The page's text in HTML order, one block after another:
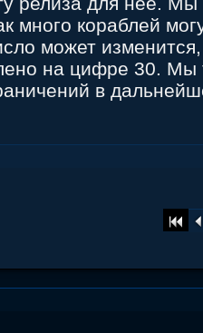
много кораблей
может
на цифре 30. Мы
в